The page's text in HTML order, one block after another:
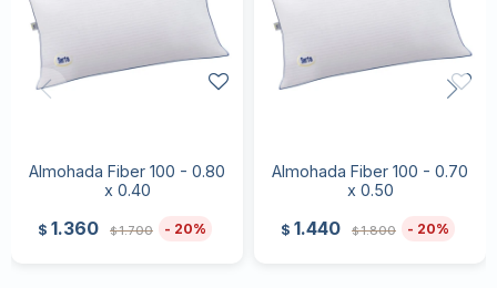
Almohada Fiber 100 - 0.80
x 0.40
$ 1.360 $1.700 20
Almohada Fiber 100 - 0.70
x 0.50
$ 1.440 $1.800 20